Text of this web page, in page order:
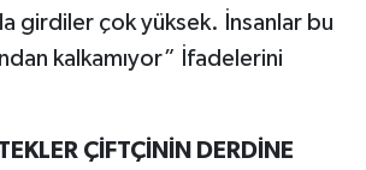
girdiler çok yüksek. İnsanlar bu
kalkamıyor” İfadelerini
ÇİFTÇİNİN DERDİNE